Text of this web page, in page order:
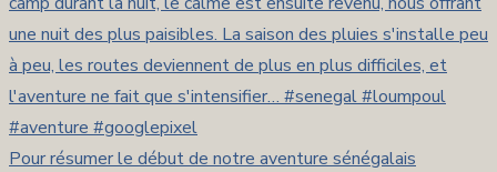
Pour résumer le début de notre aventure sénégalais